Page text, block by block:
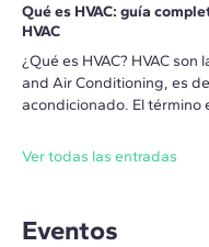
Qué es HVAC: guía
HVAC
¿Qué es HVAC? HVAC
and Air Conditioning, es
acondicionado. El término
Ver todas las entradas
Eventos